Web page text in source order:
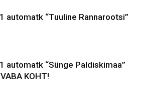
automatk “Tuuline Rannarootsi”
automatk “Sünge Paldiskimaa”
KOHT!